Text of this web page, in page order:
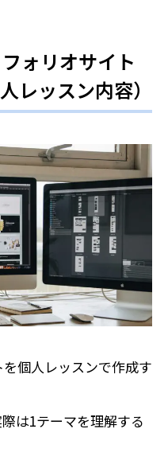
ォリオサイト
レッスン内容）
個人レッスンで作成す
は1テーマを理解する